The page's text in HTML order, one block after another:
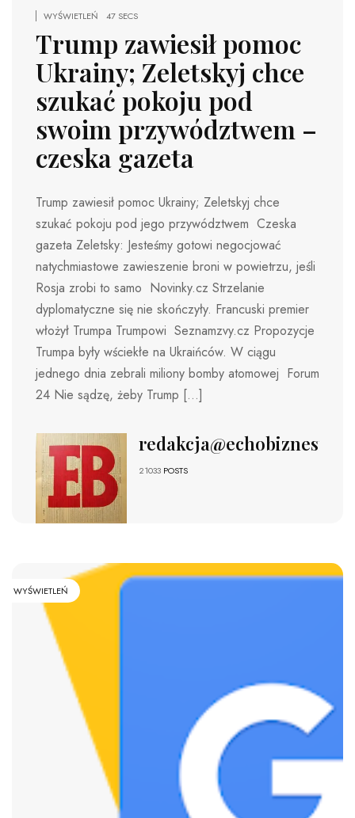
WYŚWIETLEŃ
47 SECS
Trump zawiesił pomoc
Ukrainy; Zeletskyj chce
szukać pokoju pod
swoim przywództwem –
czeska gazeta
Trump zawiesił pomoc Ukrainy; Zeletskyj chce
szukać pokoju pod jego przywództwem Czeska
gazeta Zeletsky: Jesteśmy gotowi negocjować
natychmiastowe zawieszenie broni w powietrzu, jeśli
Rosja zrobi to samo Novinky.cz Strzelanie
dyplomatyczne się nie skończyły. Francuski premier
włożył Trumpa Trumpowi Seznamzvy.cz Propozycje
Trumpa były wściekłe na Ukraińców. W ciągu
jednego dnia zebrali miliony bomby atomowej Forum
24 Nie sądzę, żeby Trump […]
redakcja@echobiznesu.pl
21033 POSTS
WYŚWIETLEŃ